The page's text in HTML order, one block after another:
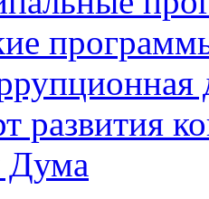
развития
Дума